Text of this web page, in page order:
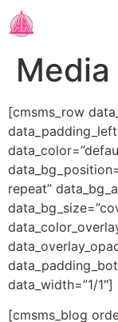
[cmsms_row
repeat”
data_width=”1/1″]
[cmsms_blog